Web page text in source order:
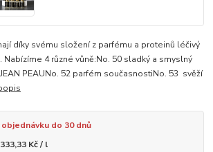
díky svému složení z parfému a proteinů léčivý
Nabízíme 4 různé vůně:No. 50 sladký a smyslný
PEAUNo. 52 parfém současnostiNo. 53 svěží
objednávku do 30 dnů
Kč / l